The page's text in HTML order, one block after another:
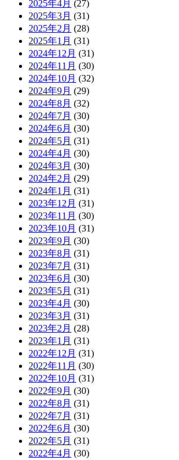
2025年4月 (27)
2025年3月 (31)
2025年2月 (28)
2025年1月 (31)
2024年12月 (31)
2024年11月 (30)
2024年10月 (32)
2024年9月 (29)
2024年8月 (32)
2024年7月 (30)
2024年6月 (30)
2024年5月 (31)
2024年4月 (30)
2024年3月 (30)
2024年2月 (29)
2024年1月 (31)
2023年12月 (31)
2023年11月 (30)
2023年10月 (31)
2023年9月 (30)
2023年8月 (31)
2023年7月 (31)
2023年6月 (30)
2023年5月 (31)
2023年4月 (30)
2023年3月 (31)
2023年2月 (28)
2023年1月 (31)
2022年12月 (31)
2022年11月 (30)
2022年10月 (31)
2022年9月 (30)
2022年8月 (31)
2022年7月 (31)
2022年6月 (30)
2022年5月 (31)
2022年4月 (30)